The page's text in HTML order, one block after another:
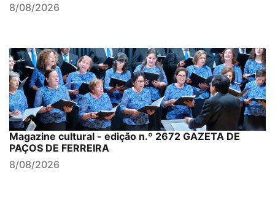
8/08/2026
Magazine cultural - edição n.º 2672 GAZETA DE
PAÇOS DE FERREIRA
8/08/2026